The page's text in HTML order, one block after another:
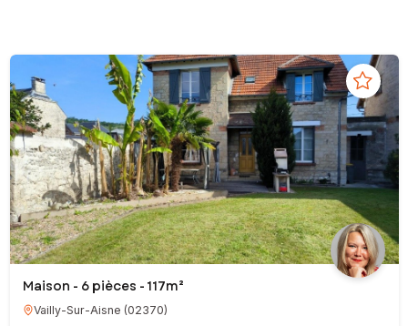
Maison - 6 pièces - 117m²
Vailly-Sur-Aisne (02370)